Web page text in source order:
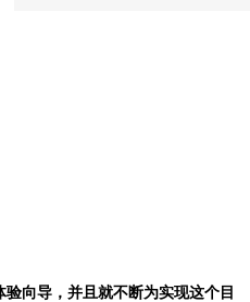
向导，并且就不断为实现这个目